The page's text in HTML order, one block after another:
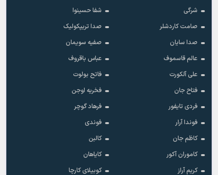
شرگی
شفا حسینوا
صامت کاردشلر
صدا تریپکولیک
صدا سایان
صفیه سویمان
عالم قاسموف
عباس باقروف
علی آلکورت
فاتح بولوت
فتاح جان
فخریه اوجن
فردی تایفور
فرهاد گوچر
فوندا آرار
فوندی
کاظم جان
کالبن
کاموران آکور
کایاهان
کریم آراز
کوبیلای کارچا